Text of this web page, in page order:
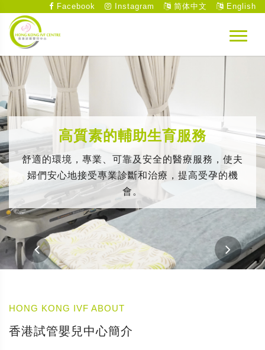
Facebook Instagram 简体中文 English
高質素的輔助生育服務
舒適的環境，專業、可靠及安全的醫療服務，使夫
婦們安心地接受專業診斷和治療，提高受孕的機
會。
HONG KONG IVF ABOUT
香港試管嬰兒中心簡介